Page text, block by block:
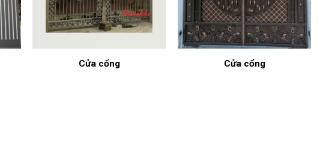
Cửa cổng Cửa cổng